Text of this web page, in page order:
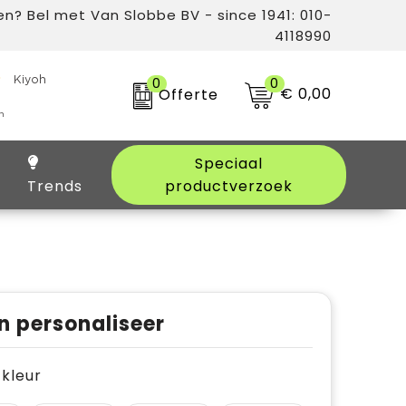
Bel met Van Slobbe BV - since 1941: 010-
4118990
0
Offerte
0€ 0,00
Trends
Speciaal
productverzoek
personaliseer
kleur